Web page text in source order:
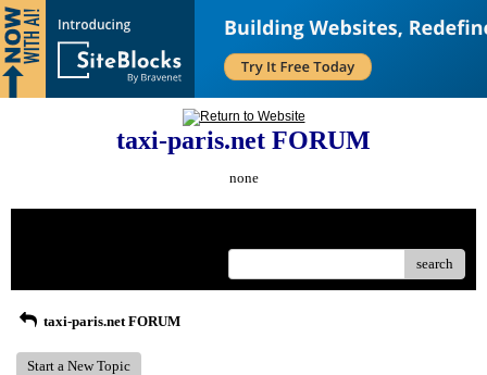
taxi-paris.net FORUM
none
search
taxi-paris.net FORUM
Start a New Topic